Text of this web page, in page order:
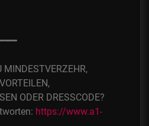
MINDESTVERZEHR,
ODER DRESSCODE?
https://www.a1-